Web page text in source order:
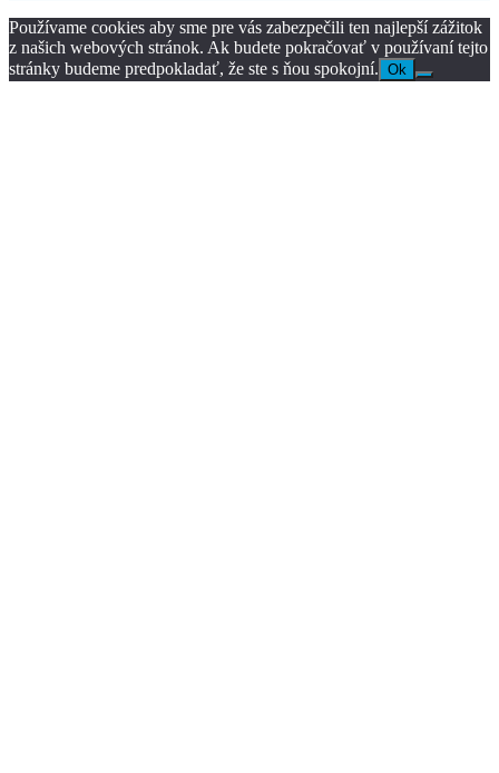
Používame cookies aby sme pre vás zabezpečili ten najlepší zážitok
z našich webových stránok. Ak budete pokračovať v používaní tejto
stránky budeme predpokladať, že ste s ňou spokojní. Ok